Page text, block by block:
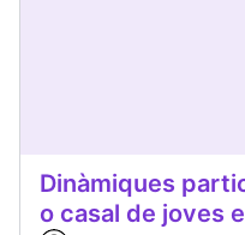
Dinàmiques
o casal de joves